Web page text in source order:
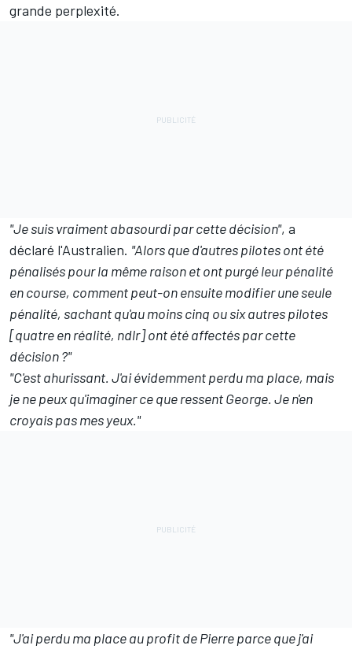
grande perplexité.
"Je suis vraiment abasourdi par cette décision", a
déclaré l'Australien. "Alors que d'autres pilotes ont été
pénalisés pour la même raison et ont purgé leur pénalité
en course, comment peut-on ensuite modifier une seule
pénalité, sachant qu'au moins cinq ou six autres pilotes
[quatre en réalité, ndlr] ont été affectés par cette
décision?"
"C'est ahurissant. J'ai évidemment perdu ma place, mais
je ne peux qu'imaginer ce que ressent George. Je n'en
croyais pas mes yeux."
"J'ai perdu ma place au profit de Pierre parce que j'ai